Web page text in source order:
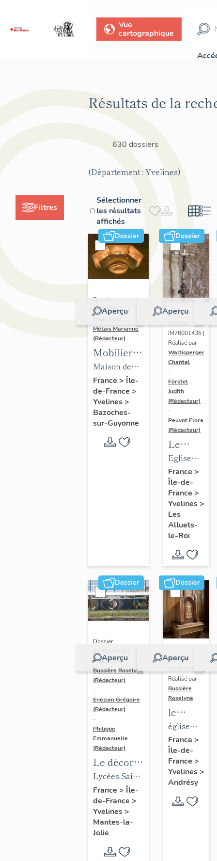
Vue
cartographique
Filtres
Résultats de la
630 dossiers
(Département : Yvelines)
Sélectionner
les résultats
affichés
Dossier
Aperçu
Dossier
IM78002723 |
Métais Marianne
(Rédacteur)
Mobilier
de la
maison
Louis
Carré
Maison de
villégiature
dite maison
Louis Carré
France > Île-
de-France >
Yvelines>
Bazoches-
sur-Guyonne
Dossier
Aperçu
Dossier
IM78001436 |
Réalisé par
Waltisperger
Chantal
-
Förstel
Judith
(Rédacteur)
-
Peuvot Flora
(Rédacteur)
Le
mobilier
de
l'église
Saint-
Nicolas
Eglise
paroissiale
Saint-
Nicolas
France >
Île-de-
France >
Yvelines>
Les
Alluets-
le-Roi
Dossier
Aperçu
Dossier
IM78002670 |
Réalisé par
Bussière Roselyne
(Rédacteur)
-
Enezian Grégoire
(Rédacteur)
-
Philippe
Emmanuelle
(Rédacteur)
Le décor
des lycées
de Mantes
Lycées Saint-
Exupéry et
Jean Rostand
France > Île-
de-France >
Yvelines>
Mantes-la-
Jolie
Dossier
Aperçu
Dossier
Réalisé par
Bussière
Roselyne
le
mobilier
de
l'église
Saint-
Germain-
de-
Paris
église
paroissiale
Saint-
Germain
France >
Île-de-
France >
Yvelines>
Andrésy